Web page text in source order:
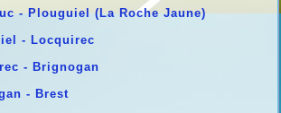
- Plouguiel (La Roche Jaune)
- Locquirec
- Brignogan
- Brest